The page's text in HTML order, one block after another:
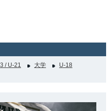
/ U-21 大学
U-18